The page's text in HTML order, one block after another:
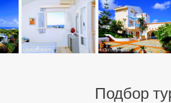
Подбор